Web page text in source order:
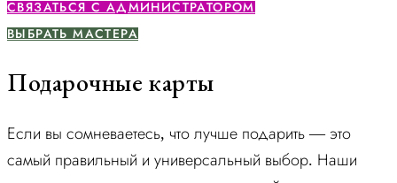
СВЯЗАТЬСЯ С АДМИНИСТРАТОРОМ
ВЫБРАТЬ МАСТЕРА
Подарочные карты
Если вы сомневаетесь, что лучше подарить — это
самый правильный и универсальный выбор. Наши